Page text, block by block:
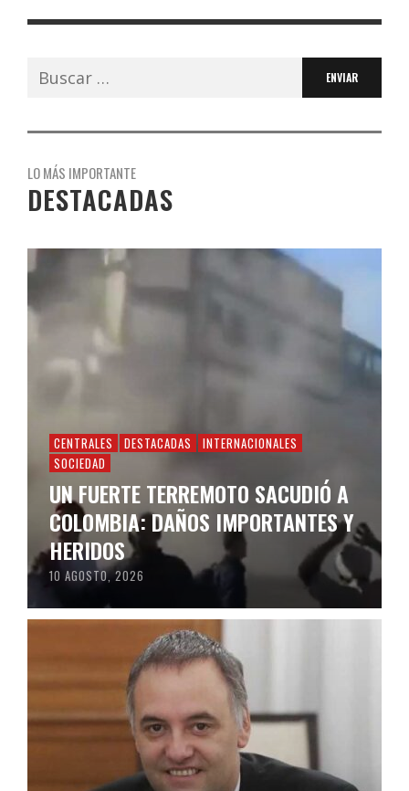
Buscar:
LO MÁS IMPORTANTE
DESTACADAS
CENTRALES DESTACADAS
INTERNACIONALES
SOCIEDAD
UN FUERTE TERREMOTO SACUDIÓ A
COLOMBIA: DAÑOS IMPORTANTES Y
HERIDOS
10 AGOSTO, 2026